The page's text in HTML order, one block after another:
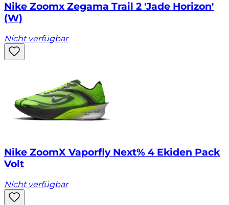
Nike Zoomx Zegama Trail 2 'Jade Horizon'
(W)
Nicht verfügbar
Nike ZoomX Vaporfly Next% 4 Ekiden Pack
Volt
Nicht verfügbar